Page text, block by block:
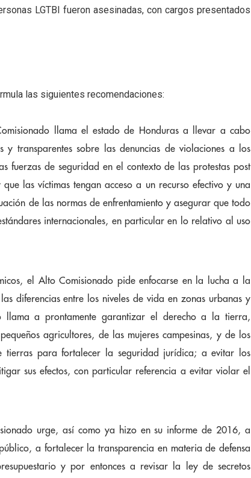
LGTBI fueron asesinadas, con cargos presentados
las siguientes recomendaciones:
llama el estado de Honduras a llevar a cabo
y transparentes sobre las denuncias de violaciones a los
fuerzas de seguridad en el contexto de las protestas post
las víctimas tengan acceso a un recurso efectivo y una
de las normas de enfrentamiento y asegurar que todo
internacionales, en particular en lo relativo al uso
el Alto Comisionado pide enfocarse en la lucha a la
diferencias entre los niveles de vida en zonas urbanas y
llama a prontamente garantizar el derecho a la tierra,
agricultores, de las mujeres campesinas, y de los
para fortalecer la seguridad jurídica; a evitar los
sus efectos, con particular referencia a evitar violar el
urge, así como ya hizo en su informe de 2016, a
a fortalecer la transparencia en materia de defensa
y por entonces a revisar la ley de secretos